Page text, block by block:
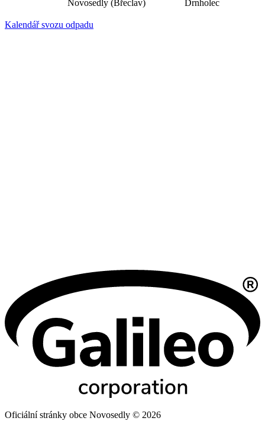
Novosedly (Břeclav)
Drnholec
Kalendář svozu odpadu
Oficiální stránky obce Novosedly © 2026